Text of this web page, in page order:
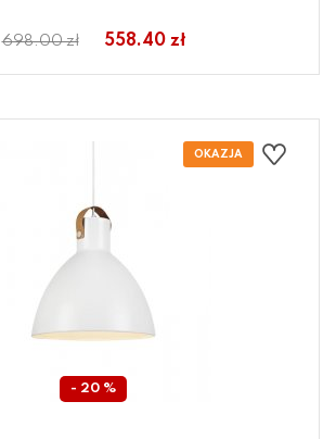
698.00 zł 558.40 zł
- 20 %